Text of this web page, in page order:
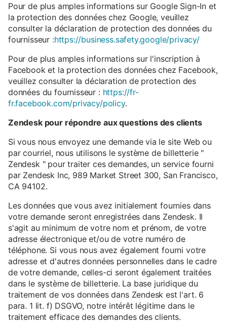
Pour de plus amples informations sur Google Sign-In et
la protection des données chez Google, veuillez
consulter la déclaration de protection des données du
fournisseur :https://business.safety.google/privacy/
Pour de plus amples informations sur l'inscription à
Facebook et la protection des données chez Facebook,
veuillez consulter la déclaration de protection des
données du fournisseur : https://fr-
fr.facebook.com/privacy/policy.
Zendesk pour répondre aux questions des clients
Si vous nous envoyez une demande via le site Web ou
par courriel, nous utilisons le système de billetterie "
Zendesk " pour traiter ces demandes, un service fourni
par Zendesk Inc, 989 Market Street 300, San Francisco,
CA 94102.
Les données que vous avez initialement fournies dans
votre demande seront enregistrées dans Zendesk. Il
s'agit au minimum de votre nom et prénom, de votre
adresse électronique et/ou de votre numéro de
téléphone. Si vous nous avez également fourni votre
adresse et d'autres données personnelles dans le cadre
de votre demande, celles-ci seront également traitées
dans le système de billetterie. La base juridique du
traitement de vos données dans Zendesk est l'art. 6
para. 1 lit. f) DSGVO, notre intérêt légitime dans le
traitement efficace des demandes des clients.